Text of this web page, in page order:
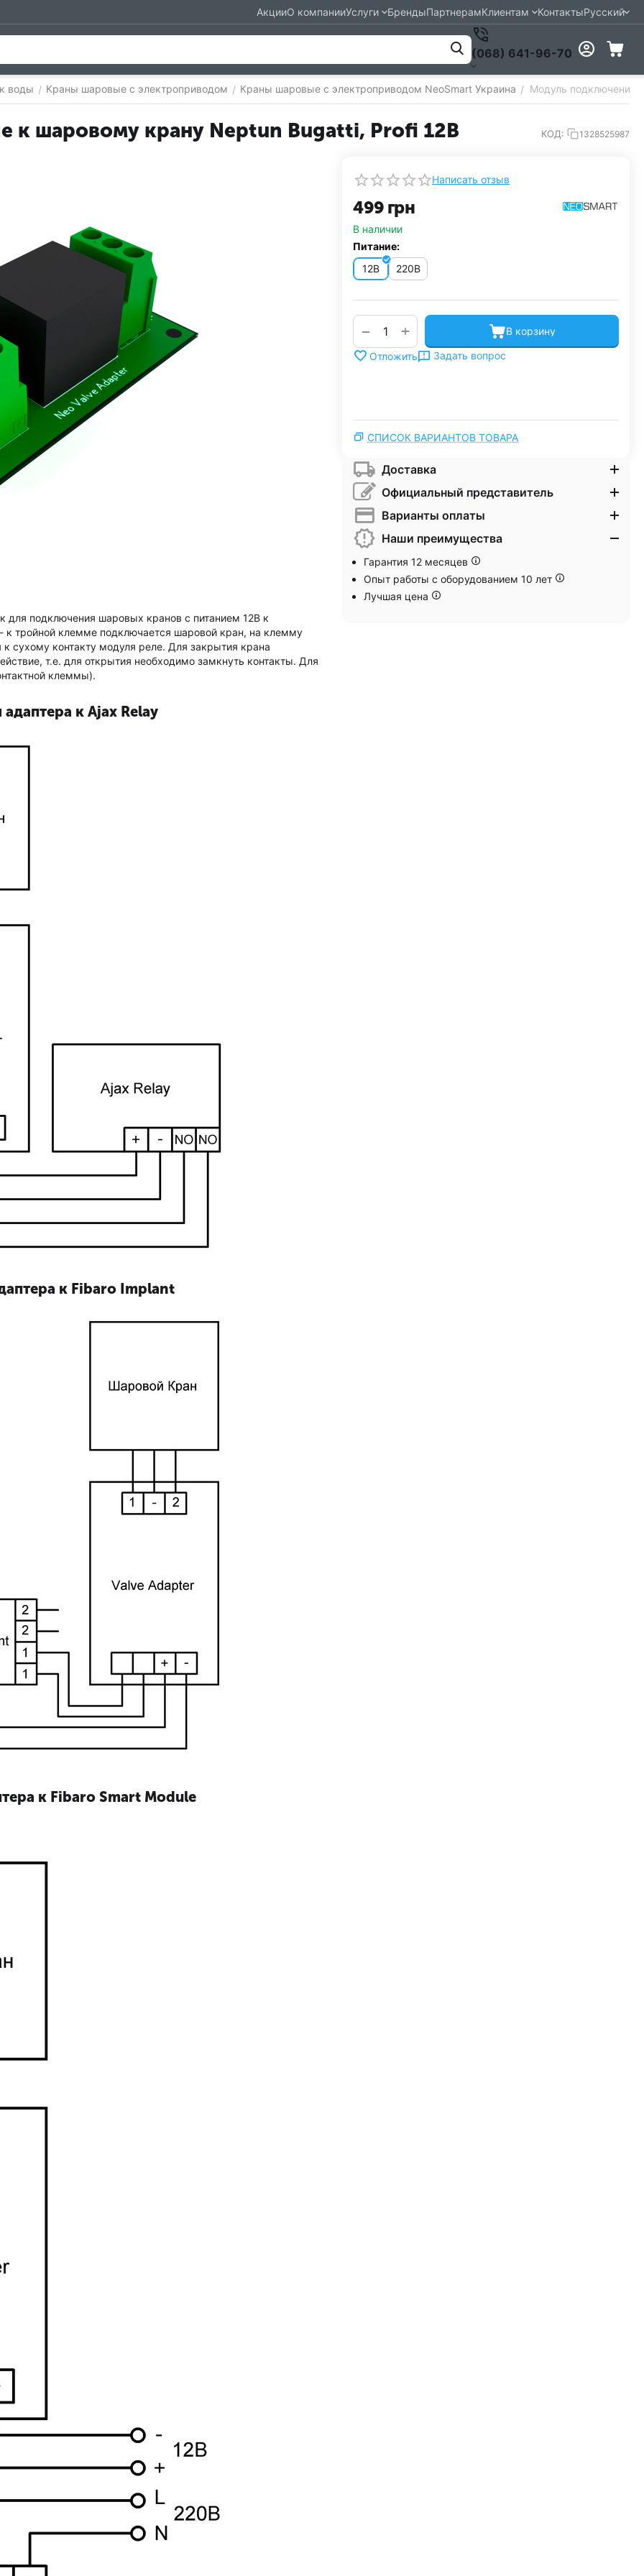
АкцииО компанииУслуги БрендыПартнерамКлиентам КонтактыРусский
(068) 641-96-70
воды / Краны шаровые с электроприводом / Краны шаровые с электроприводом NeoSmart Украина / Модуль подключения
к шаровому крану Neptun Bugatti, Profi 12В КОД: 1328525987
Написать отзыв
‍499‍ грн
В наличии
Питание:
12В
220В
+
− В корзину
Отложить Задать вопрос
СПИСОК ВАРИАНТОВ ТОВАРА
Доставка
Официальный представитель
Варианты оплаты
Наши преимущества
Гарантия 12 месяцев
Опыт работы с оборудованием 10 лет
Лучшая цена
для подключения шаровых кранов с питанием 12В к
к тройной клемме подключается шаровой кран, на клемму
сухому контакту модуля реле. Для закрытия крана
т.е. для открытия необходимо замкнуть контакты. Для
клеммы).
к Ajax Relay
к Fibaro Implant
к Fibaro Smart Module